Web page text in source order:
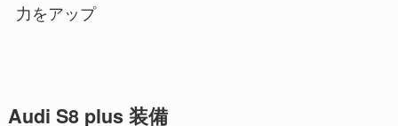
力をアップ
Audi S8 plus 装備